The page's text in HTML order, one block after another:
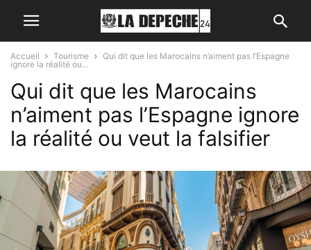
Accueil Tourisme
Qui dit que les Marocains n’aiment pas l’Espagne
ignore la réalité ou...
Qui dit que les Marocains
n’aiment pas l’Espagne ignore
la réalité ou veut la falsifier